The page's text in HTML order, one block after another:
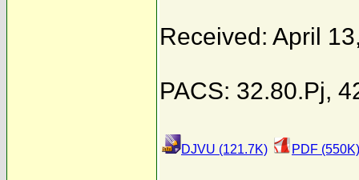
Received: April
PACS: 32.80.Pj,
DJVU (121.7K) PDF (550K)